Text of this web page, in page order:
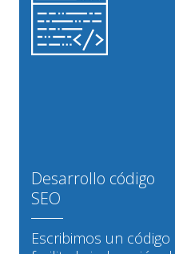
Desarrollo código
SEO
Escribimos un código